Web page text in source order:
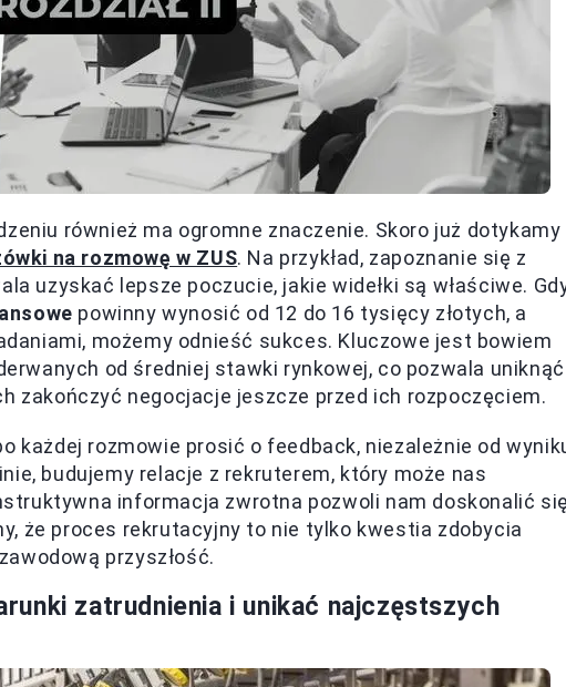
również ma ogromne znaczenie. Skoro już dotykamy
na rozmowę w ZUS. Na przykład, zapoznanie się z
uzyskać lepsze poczucie, jakie widełki są właściwe.
powinny wynosić od 12 do 16 tysięcy złotych, a
możemy odnieść sukces. Kluczowe jest bowiem
od średniej stawki rynkowej, co pozwala uniknąć
zakończyć negocjacje jeszcze przed ich rozpoczęciem.
każdej rozmowie prosić o feedback, niezależnie od
budujemy relacje z rekruterem, który może nas
informacja zwrotna pozwoli nam doskonalić
że proces rekrutacyjny to nie tylko kwestia zdobycia
przyszłość.
zatrudnienia i unikać najczęstszych